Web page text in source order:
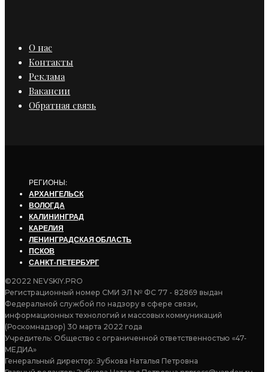
О нас
Контакты
Реклама
Вакансии
Обратная связь
РЕГИОНЫ:
АРХАНГЕЛЬСК
ВОЛОГДА
КАЛИНИНГРАД
КАРЕЛИЯ
ЛЕНИНГРАДСКАЯ ОБЛАСТЬ
ПСКОВ
САНКТ-ПЕТЕРБУРГ
©2022 NEVSKIY.PRO
Регистрационный номер СМИ ЭЛ № ФС 77 - 82869 выдан
Федеральной службой по надзору в сфере связи,
информационных технологий и массовых коммуникаций
(Роскомнадзор) 30 марта 2022 года
Учредитель: Общество с ограниченной ответственностью «47-
МЕДИА»
Генеральный директор: Зубкова Наталья Петровна